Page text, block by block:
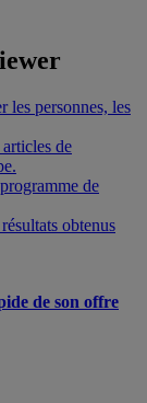
les personnes, les
de
de
obtenus
de son offre